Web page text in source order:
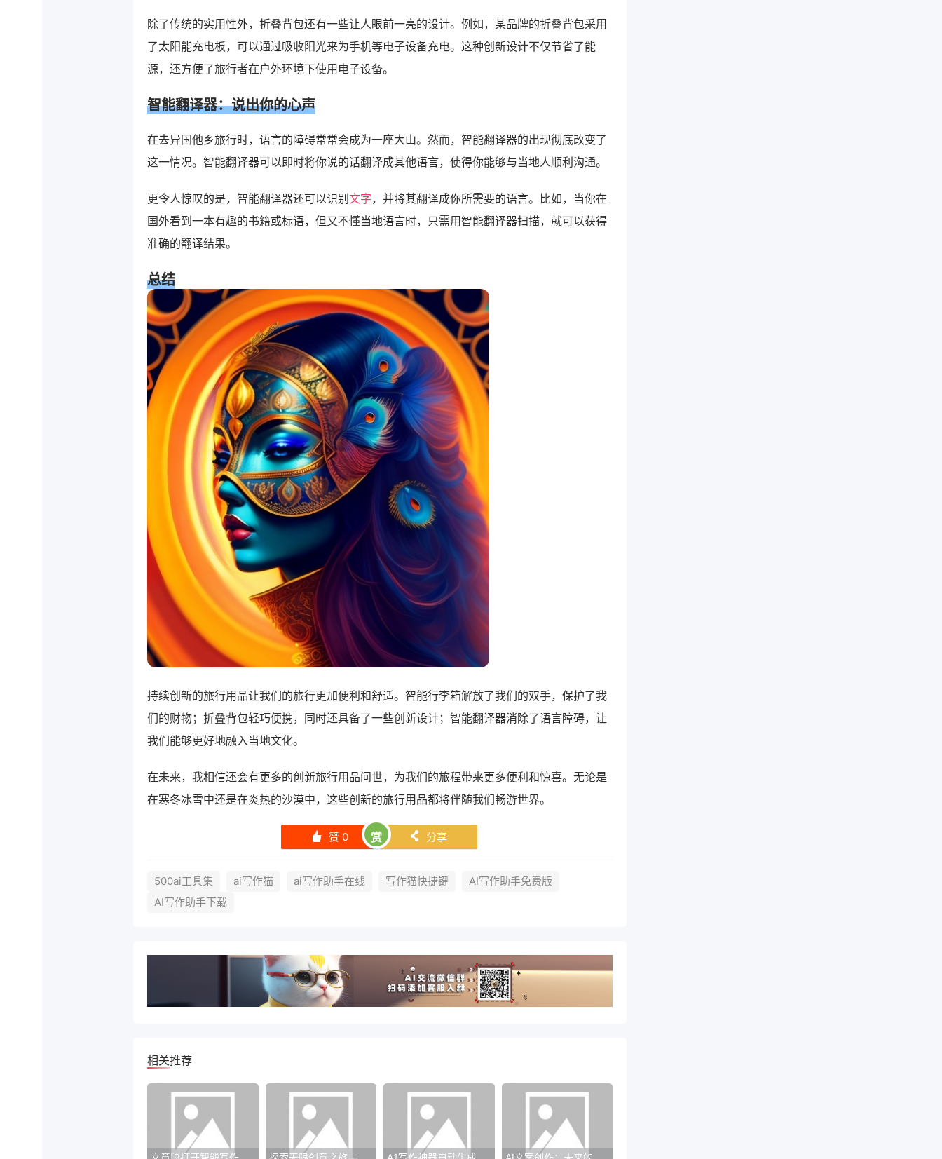
除了传统的实用性外，折叠背包还有一些让人眼前一亮的设计。例如，某品牌的折叠背包采用
了太阳能充电板，可以通过吸收阳光来为手机等电子设备充电。这种创新设计不仅节省了能
源，还方便了旅行者在户外环境下使用电子设备。
智能翻译器：说出你的心声
在去异国他乡旅行时，语言的障碍常常会成为一座大山。然而，智能翻译器的出现彻底改变了
这一情况。智能翻译器可以即时将你说的话翻译成其他语言，使得你能够与当地人顺利沟通。
更令人惊叹的是，智能翻译器还可以识别 文字，并将其翻译成你所需要的语言。比如，当你在
国外看到一本有趣的书籍或标语，但又不懂当地语言时，只需用智能翻译器扫描，就可以获得
准确的翻译结果。
总结
持续创新的旅行用品让我们的旅行更加便利和舒适。智能行李箱解放了我们的双手，保护了我
们的财物；折叠背包轻巧便携，同时还具备了一些创新设计；智能翻译器消除了语言障碍，让
我们能够更好地融入当地文化。
在未来，我相信还会有更多的创新旅行用品问世，为我们的旅程带来更多便利和惊喜。无论是
在寒冬冰雪中还是在炎热的沙漠中，这些创新的旅行用品都将伴随我们畅游世界。
󰄼 赞 0 赏 󰄯 分享
500ai工具集 ai写作猫 ai写作助手在线 写作猫快捷键
AI写作助手免费版
AI写作助手下载
相关推荐